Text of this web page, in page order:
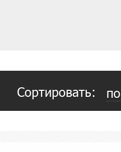
Сортировать: